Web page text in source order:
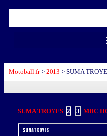
Motoball.fr> 2013 > SUMA
SUMA TROYES 2 3 MBC
SUMA TROYES